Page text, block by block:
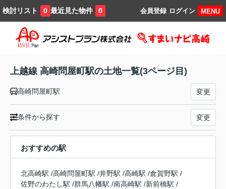
検討リスト 0 最近見た物件 0 MENU
ログイン
会員登録
上越線 高崎問屋町駅の土地一覧(3ページ目)
高崎問屋町駅 変更
条件から探す 変更
おすすめの駅
北高崎駅 /高崎問屋町駅 /井野駅 /高崎駅 /倉賀野駅 /
佐野のわたし駅 /群馬八幡駅 /南高崎駅 /新前橋駅 /